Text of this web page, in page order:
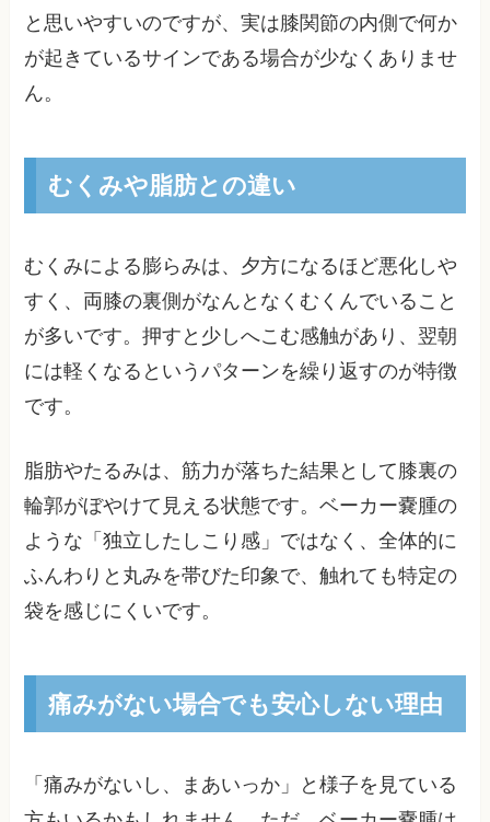
と思いやすいのですが、実は膝関節の内側で何か
が起きているサインである場合が少なくありませ
ん。
むくみや脂肪との違い
むくみによる膨らみは、夕方になるほど悪化しや
すく、両膝の裏側がなんとなくむくんでいること
が多いです。押すと少しへこむ感触があり、翌朝
には軽くなるというパターンを繰り返すのが特徴
です。
脂肪やたるみは、筋力が落ちた結果として膝裏の
輪郭がぼやけて見える状態です。ベーカー嚢腫の
ような「独立したしこり感」ではなく、全体的に
ふんわりと丸みを帯びた印象で、触れても特定の
袋を感じにくいです。
痛みがない場合でも安心しない理由
「痛みがないし、まあいっか」と様子を見ている